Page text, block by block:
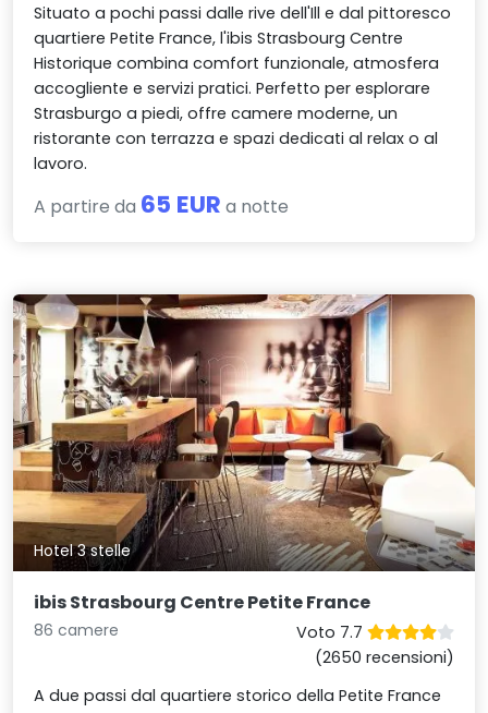
Situato a pochi passi dalle rive dell'Ill e dal pittoresco
quartiere Petite France, l'ibis Strasbourg Centre
Historique combina comfort funzionale, atmosfera
accogliente e servizi pratici. Perfetto per esplorare
Strasburgo a piedi, offre camere moderne, un
ristorante con terrazza e spazi dedicati al relax o al
lavoro.
A partire da 65 EUR a notte
Hotel 3 stelle
ibis Strasbourg Centre Petite France
86 camere
Voto 7.7
(2650 recensioni)
A due passi dal quartiere storico della Petite France